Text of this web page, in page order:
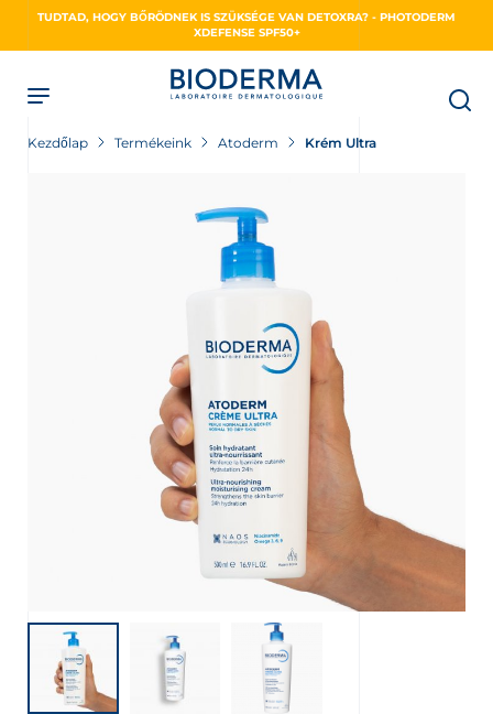
TUDTAD, HOGY BŐRÖDNEK IS SZÜKSÉGE VAN DETOXRA? - PHOTODERM
XDEFENSE SPF50+
Kezdőlap Termékeink Atoderm Krém Ultra